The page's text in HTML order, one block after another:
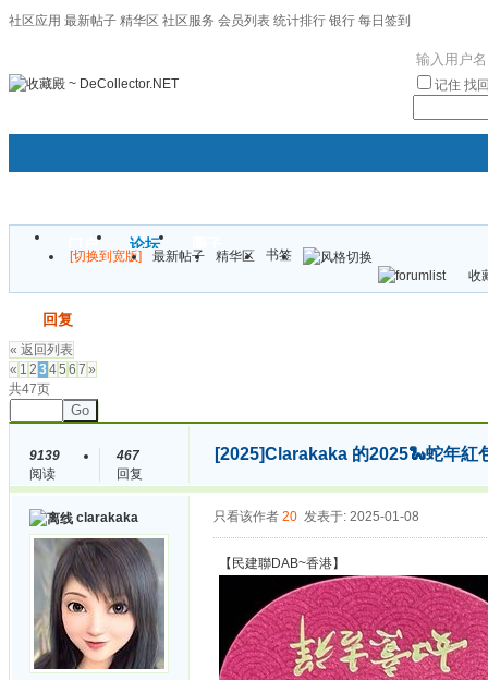
社区应用 最新帖子 精华区 社区服务 会员列表 统计排行 银行 每日签到
记住 找
门户 论坛
[切换到宽版] 最新帖子 精华区
书签
收
回复
« 返回列表
« 1 2 345 6 7 »
共47页
Go
9139
阅读
467
回复
[2025]Clarakaka 的2025🐍蛇年紅
clarakaka 只看该作者 20 发表于: 2025-01-08
【民建聯DAB~香港】